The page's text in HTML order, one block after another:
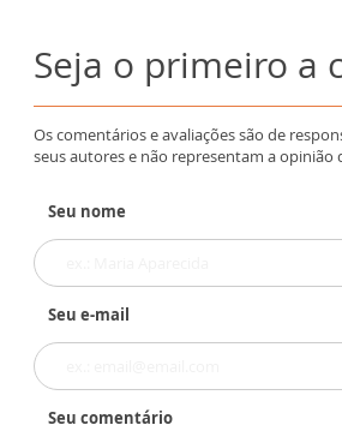
Seja o primeiro a
Os comentários e avaliações são de
seus autores e não representam a opinião
Seu nome
Seu e-mail
Seu comentário